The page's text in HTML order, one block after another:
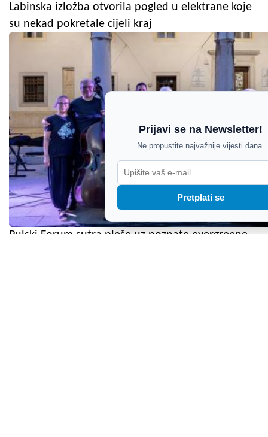
Labinska izložba otvorila pogled u elektrane koje
su nekad pokretale cijeli kraj
Pulski Forum sutra pleše uz poznate evergreene
Prijavi se na Newsletter!
Ne propustite najvažnije vijesti dana.
Pretplati se